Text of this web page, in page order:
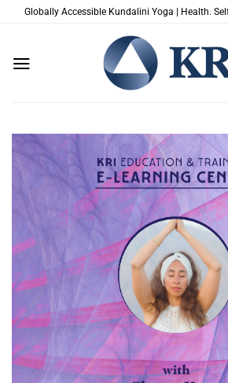
PasserGlobally Accessible Kundalini Yoga | Health.